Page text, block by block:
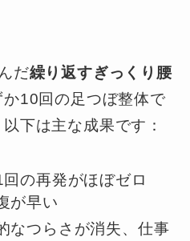
だ繰り返すぎっくり腰
10回の足つぼ整体で
下は主な成果です：
回の再発がほぼゼロ
が早い
なつらさが消失、仕事